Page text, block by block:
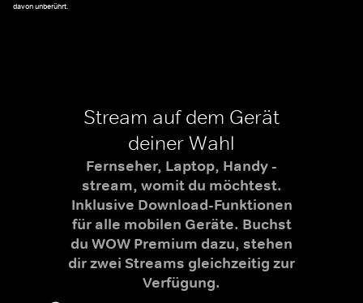
davon unberührt.
Stream auf dem Gerät
deiner Wahl
Fernseher, Laptop, Handy -
stream, womit du möchtest.
Inklusive Download-Funktionen
für alle mobilen Geräte. Buchst
du WOW Premium dazu, stehen
dir zwei Streams gleichzeitig zur
Verfügung.